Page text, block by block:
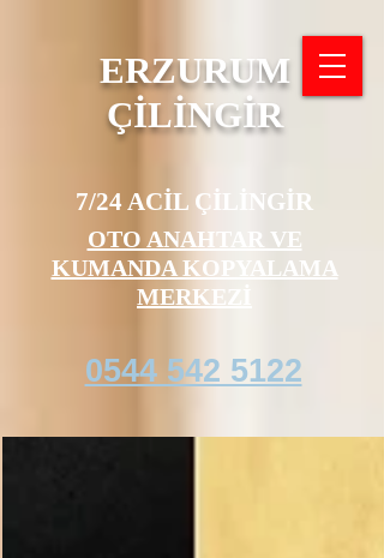
ERZURUM
ÇİLİNGİR
7/24 ACİL ÇİLİNGİR
OTO ANAHTAR VE
KUMANDA KOPYALAMA
MERKEZİ
0544 542 5122